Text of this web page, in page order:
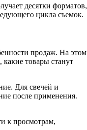
десятки форматов,
цикла съемок.
продаж. На этом
какие товары станут
Для свечей и
после применения.
к просмотрам,